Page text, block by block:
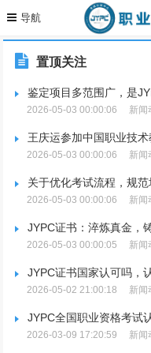
置顶关注
鉴定项目多范围广，是
2026-05-03 00:00:06 新闻
王庆运参加中国职业技
2026-05-03 00:00:06 新闻
关于优化考试流程，规
2026-05-03 00:00:06 新闻
JYPC证书：淬炼真金，
2026-05-03 00:00:05 新闻
JYPC证书国家认可吗，
2026-05-02 21:00:18 新闻
JYPC全国职业资格考试
2026-03-09 17:20:59 新闻